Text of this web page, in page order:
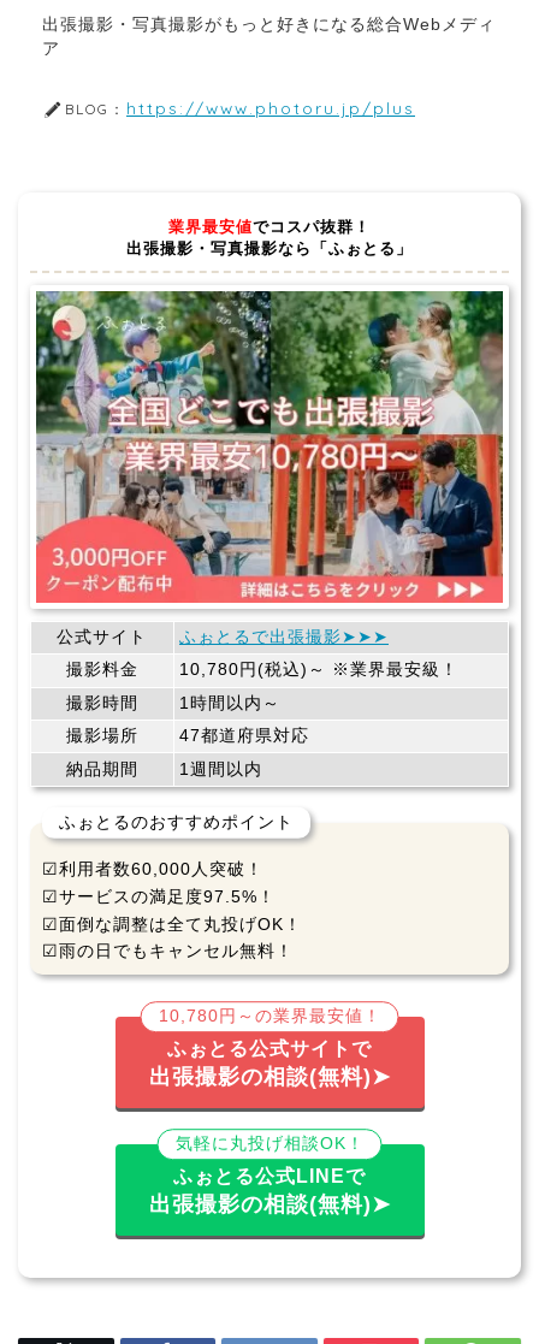
出張撮影・写真撮影がもっと好きになる総合Webメディ
ア
BLOG： https://www.photoru.jp/plus
業界最安値でコスパ抜群！
出張撮影・写真撮影なら「ふぉとる」
公式サイト
ふぉとるで出張撮影➤➤➤
撮影料金
10,780円(税込)～ ※業界最安級！
撮影時間
1時間以内～
撮影場所
47都道府県対応
納品期間
1週間以内
ふぉとるのおすすめポイント
☑利用者数60,000人突破！
☑サービスの満足度97.5%！
☑面倒な調整は全て丸投げOK！
☑雨の日でもキャンセル無料！
10,780円～の業界最安値！
ふぉとる公式サイトで
出張撮影の相談(無料)➤
気軽に丸投げ相談OK！
ふぉとる公式LINEで
出張撮影の相談(無料)➤